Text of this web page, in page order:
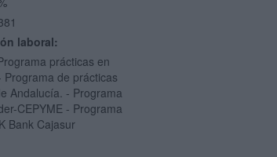
laboral:
prácticas en
Programa de prácticas
Andalucía. - Programa
CEPYME - Programa
Bank Cajasur